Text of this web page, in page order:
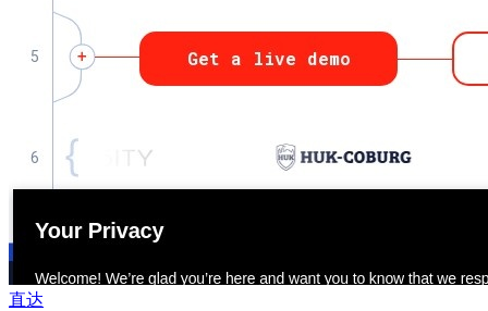
直达